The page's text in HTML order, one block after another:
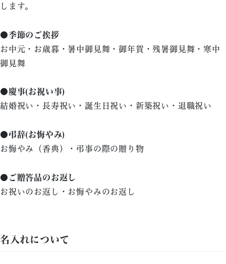
します。
●季節のご挨拶
お中元・お歳暮・暑中御見舞・御年賀・残暑御見舞・寒中
御見舞
●慶事(お祝い事)
結婚祝い・長寿祝い・誕生日祝い・新築祝い・退職祝い
●弔辞(お悔やみ)
お悔やみ（香典）・弔事の際の贈り物
●ご贈答品のお返し
お祝いのお返し・お悔やみのお返し
名入れについて